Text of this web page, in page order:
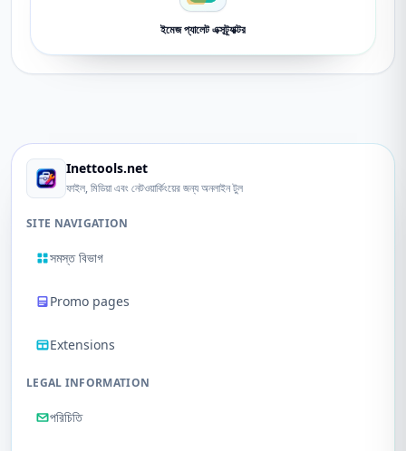
ইমেজ প্যালেট এক্সট্র্যাক্টর
Inettools.net
ফাইল, মিডিয়া এবং নেটওয়ার্কিংয়ের জন্য অনলাইন টুল
SITE NAVIGATION
সমস্ত বিভাগ
Promo pages
Extensions
LEGAL INFORMATION
পরিচিতি